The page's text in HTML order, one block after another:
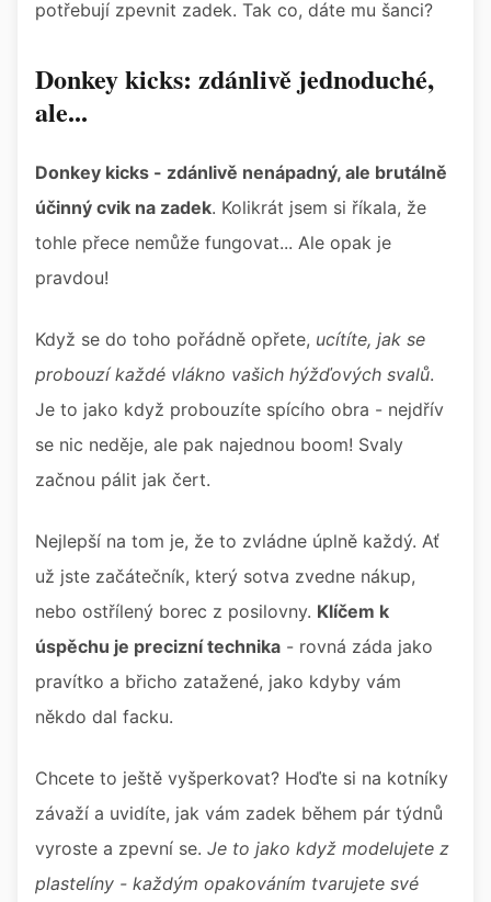
potřebují zpevnit zadek. Tak co, dáte mu šanci?
Donkey kicks: zdánlivě jednoduché,
ale...
Donkey kicks - zdánlivě nenápadný, ale brutálně
účinný cvik na zadek. Kolikrát jsem si říkala, že
tohle přece nemůže fungovat... Ale opak je
pravdou!
Když se do toho pořádně opřete, ucítíte, jak se
probouzí každé vlákno vašich hýžďových svalů.
Je to jako když probouzíte spícího obra - nejdřív
se nic neděje, ale pak najednou boom! Svaly
začnou pálit jak čert.
Nejlepší na tom je, že to zvládne úplně každý. Ať
už jste začátečník, který sotva zvedne nákup,
nebo ostřílený borec z posilovny. Klíčem k
úspěchu je precizní technika - rovná záda jako
pravítko a břicho zatažené, jako kdyby vám
někdo dal facku.
Chcete to ještě vyšperkovat? Hoďte si na kotníky
závaží a uvidíte, jak vám zadek během pár týdnů
vyroste a zpevní se. Je to jako když modelujete z
plastelíny - každým opakováním tvarujete své